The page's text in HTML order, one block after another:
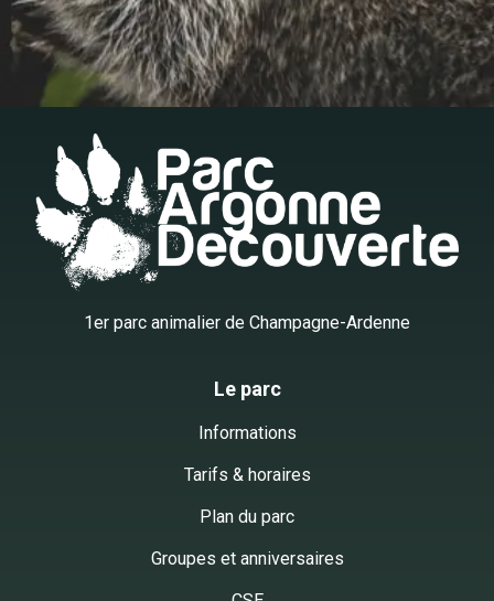
1er parc animalier de Champagne-Ardenne
Le parc
Informations
Tarifs & horaires
Plan du parc
Groupes et anniversaires